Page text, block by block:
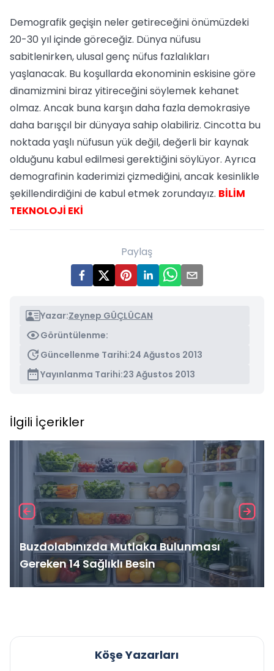
Demografik geçişin neler getireceğini önümüzdeki
20-30 yıl içinde göreceğiz. Dünya nüfusu
sabitlenirken, ulusal genç nüfus fazlalıkları
yaşlanacak. Bu koşullarda ekonominin eskisine göre
dinamizmini biraz yitireceğini söylemek kehanet
olmaz. Ancak buna karşın daha fazla demokrasiye
daha barışçıl bir dünyaya sahip olabiliriz. Cincotta bu
noktada yaşlı nüfusun yük değil, değerli bir kaynak
olduğunu kabul edilmesi gerektiğini söylüyor. Ayrıca
demografinin kaderimizi çizmediğini, ancak kesinlikle
şekillendirdiğini de kabul etmek zorundayız. BİLİM
TEKNOLOJİ EKİ
Paylaş
Yazar:Zeynep GÜÇLÜCAN
Görüntülenme:
Güncellenme Tarihi:24 Ağustos 2013
Yayınlanma Tarihi:23 Ağustos 2013
İlgili İçerikler
Buzdolabınızda Mutlaka Bulunması
Gereken 14 Sağlıklı Besin
Köşe Yazarları